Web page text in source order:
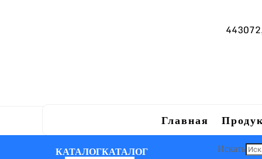
Главная
КАТАЛОГКАТАЛОГ
Искать